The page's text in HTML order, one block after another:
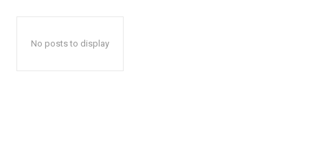
No posts to display